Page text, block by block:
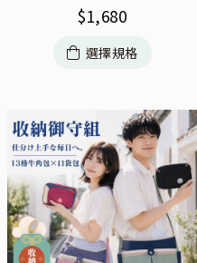
$1,680
選擇規格